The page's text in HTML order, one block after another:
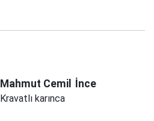
Mahmut Cemil İnce
Kravatlı karınca